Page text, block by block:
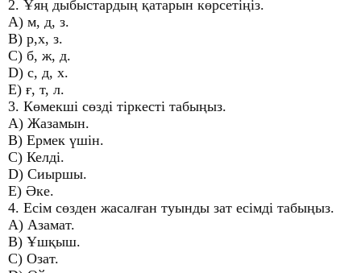
2. Ұяң дыбыстардың қатарын көрсетіңіз.
A) м, д, з.
B) р,х, з.
C) б, ж, д.
D) с, д, х.
E) ғ, т, л.
3. Көмекші сөзді тіркесті табыңыз.
A) Жазамын.
B) Ермек үшін.
C) Келді.
D) Сиыршы.
E) Әке.
4. Есім сөзден жасалған туынды зат есімді табыңыз.
A) Азамат.
B) Ұшқыш.
C) Озат.